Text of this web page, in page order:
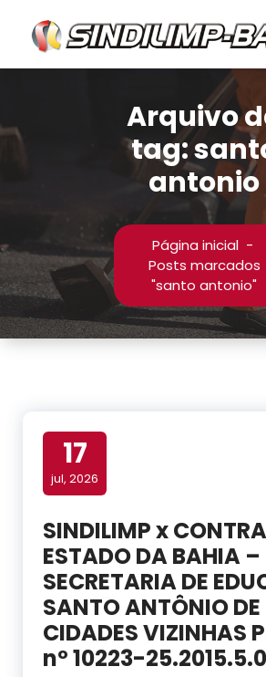
conteúdo
Arquivo
tag:
antonio
Página inicial-
Posts marcados
"santo antonio"
17
jul, 2026
SINDILIMP x
ESTADO DA BAHIA –
SECRETARIA DE
SANTO ANTÔNIO DE
CIDADES VIZINHAS
nº 10223-